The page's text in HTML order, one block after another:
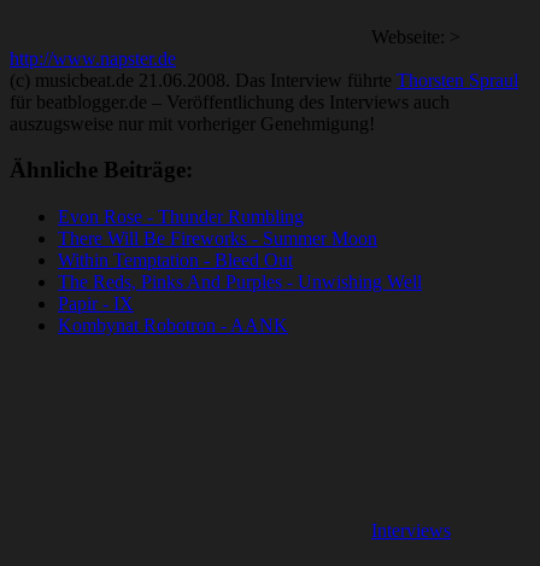
Webseite: >
http://www.napster.de
(c) musicbeat.de 21.06.2008. Das Interview führte Thorsten Spraul
für beatblogger.de – Veröffentlichung des Interviews auch
auszugsweise nur mit vorheriger Genehmigung!
Ähnliche Beiträge:
Evon Rose - Thunder Rumbling
There Will Be Fireworks - Summer Moon
Within Temptation - Bleed Out
The Reds, Pinks And Purples - Unwishing Well
Papir - IX
Kombynat Robotron - AANK
Interviews